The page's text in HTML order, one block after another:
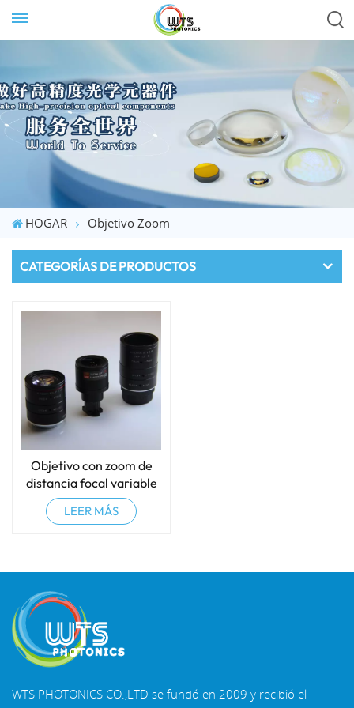
HOGAR Objetivo Zoom
CATEGORÍAS DE PRODUCTOS
Objetivo con zoom de
distancia focal variable
LEER MÁS
WTS PHOTONICS CO.,LTD se fundó en 2009 y recibió el